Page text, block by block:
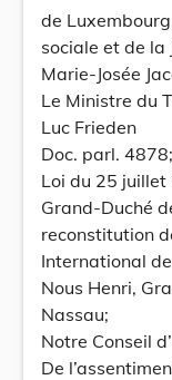
de
sociale et de la
Marie-Josée
Le Ministre du
Luc Frieden
Doc. parl.
Loi du 25
Grand-Duché
reconstitution
International
Nous Henri,
Nassau;
Notre Conseil
De